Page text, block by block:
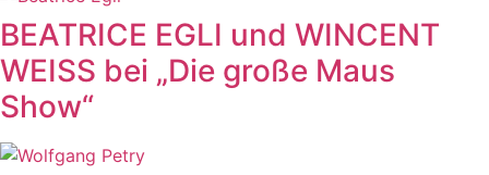
BEATRICE EGLI und WINCENT
WEISS bei „Die große Maus
Show“